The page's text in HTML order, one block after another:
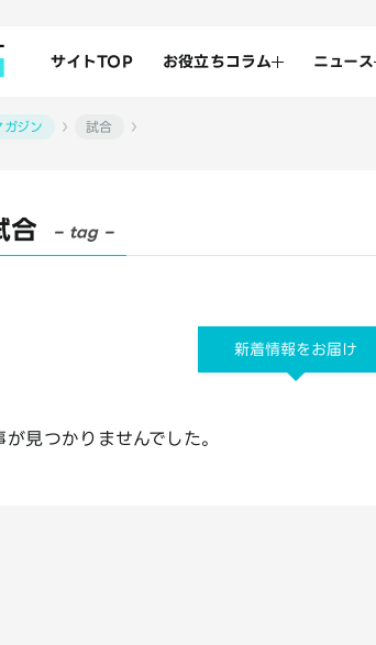
サイトTOP お役立ちコラム ニュース
ガジン 試合
合 – tag –
新着情報をお届け
が見つかりませんでした。